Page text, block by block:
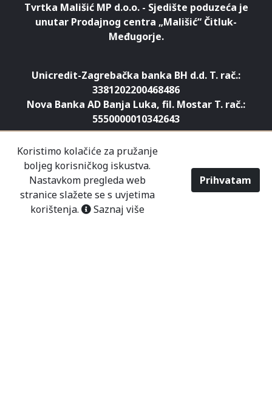
Koristimo kolačiće za pružanje
boljeg korisničkog iskustva.
Nastavkom pregleda web
stranice slažete se s uvjetima
korištenja.
Saznaj više
Prihvatam
Tvrtka Mališić MP d.o.o. - Sjedište poduzeća je
unutar Prodajnog centra „Mališić“ Čitluk-
Međugorje.
Unicredit-Zagrebačka banka BH d.d. T. rač.:
3381202200468486
Nova Banka AD Banja Luka, fil. Mostar T. rač.:
5550000010342643
Profil Kupovine Galerija
Česta pitanja
Kako naručiti
Odabir veličine
Upit